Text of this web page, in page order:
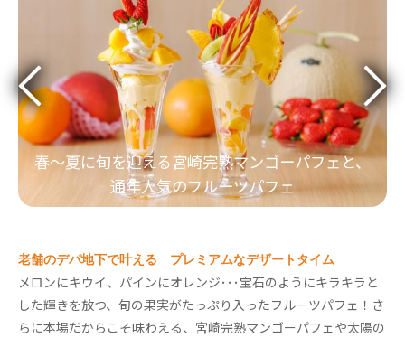
春～夏に旬を迎える宮崎完熟マンゴーパフェと、
通年人気のフルーツパフェ
老舗のデパ地下で叶える プレミアムなデザートタイム
メロンにキウイ、パインにオレンジ･･･宝石のようにキラキラと
した輝きを放つ、旬の果実がたっぷり入ったフルーツパフェ！さ
らに本場だからこそ味わえる、宮崎完熟マンゴーパフェや太陽の